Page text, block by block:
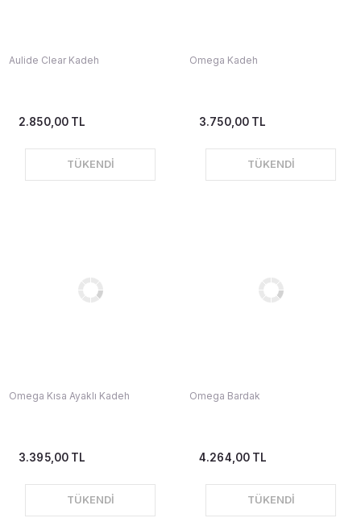
Aulide Clear Kadeh
2.850,00 TL
TÜKENDİ
Omega Kadeh
3.750,00 TL
TÜKENDİ
Omega Kısa Ayaklı Kadeh
3.395,00 TL
TÜKENDİ
Omega Bardak
4.264,00 TL
TÜKENDİ